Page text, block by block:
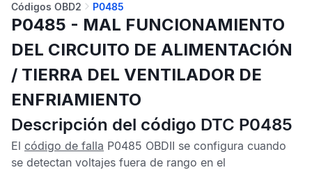
Códigos OBD2 P0485
P0485 - MAL FUNCIONAMIENTO
DEL CIRCUITO DE ALIMENTACIÓN
/ TIERRA DEL VENTILADOR DE
ENFRIAMIENTO
Descripción del código DTC P0485
El código de falla P0485 OBDII se configura cuando
se detectan voltajes fuera de rango en el